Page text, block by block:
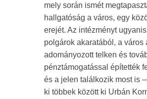
mely során ismét
hallgatóság a város, egy
erejét. Az intézményt
polgárok akaratából, a város
adományozott telken és
pénztámogatással építették
és a jelen találkozik most is
ki többek között ki Urbán